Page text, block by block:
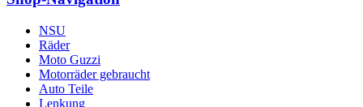
NSU
Räder
Moto Guzzi
Motorräder gebraucht
Auto Teile
Lenkung